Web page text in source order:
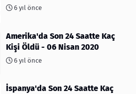
6 yıl önce
Amerika'da Son 24 Saatte Kaç
Kişi Öldü - 06 Nisan 2020
6 yıl önce
İspanya'da Son 24 Saatte Kaç